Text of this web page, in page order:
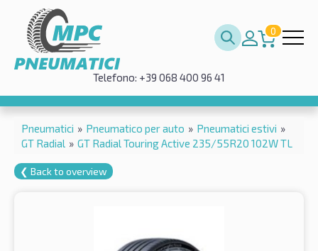
0
Telefono: +39 068 400 96 41
Pneumatici » Pneumatico per auto » Pneumatici estivi »
GT Radial » GT Radial Touring Active 235/55R20 102W TL
❮ Back to overview